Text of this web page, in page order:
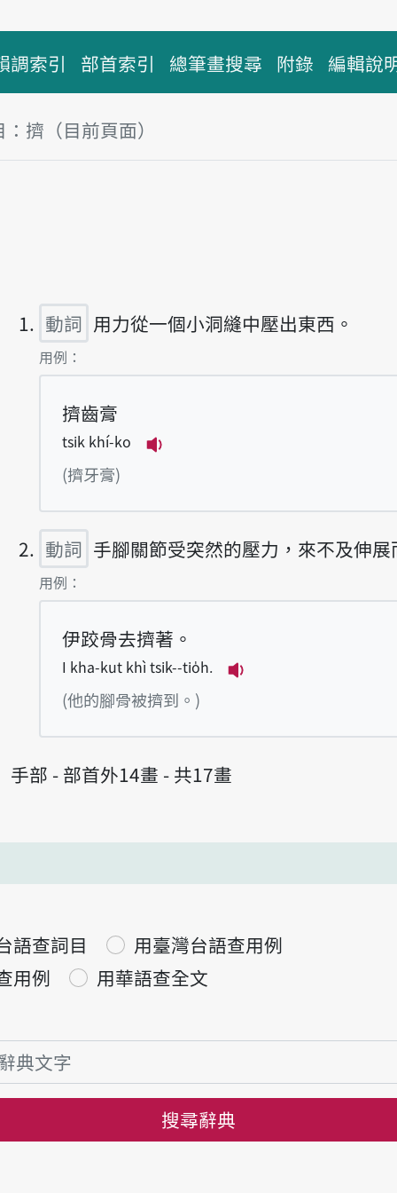
調索引 部首索引 總筆畫搜尋 附錄 編輯說
擠（目前頁面）
動詞 用力從一個小洞縫中壓出東西。
第1項釋義的
用例：
擠齒膏
tsik khí-ko
(擠牙膏)
動詞 手腳關節受突然的壓力，來不及伸展
第2項釋義的
用例：
伊跤骨去擠著。
I kha-kut khì tsik--tio̍h.
(他的腳骨被擠到。)
手部 - 部首外14畫 - 共17畫
語查詞目
用臺灣台語查用例
用例
用華語查全文
搜尋辭典